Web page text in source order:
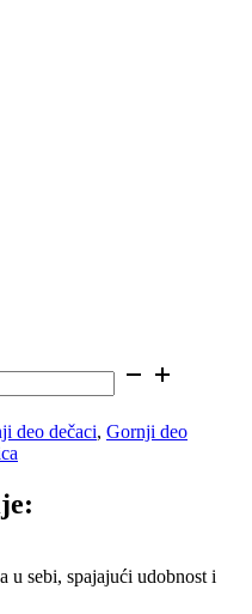
deo dečaci, Gornji deo
u sebi, spajajući udobnost i